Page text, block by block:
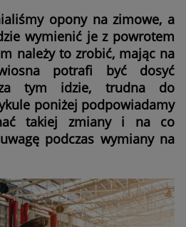
opony na zimowe, a
wymienić je z powrotem
należy to zrobić, mając na
potrafi być dosyć
tym idzie, trudna do
poniżej podpowiadamy
takiej zmiany i na co
podczas wymiany na